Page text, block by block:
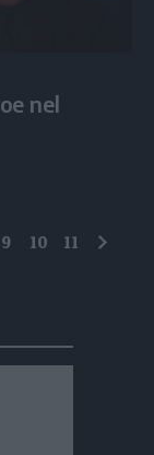
nel
9 10 11